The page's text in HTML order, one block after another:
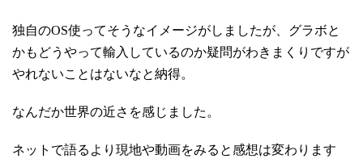
独自のOS使ってそうなイメージがしましたが、グラボと
かもどうやって輸入しているのか疑問がわきまくりですが
やれないことはないなと納得。
なんだか世界の近さを感じました。
ネットで語るより現地や動画をみると感想は変わります